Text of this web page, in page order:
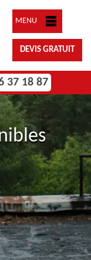
MENU
DEVIS GRATUIT
37 18 87